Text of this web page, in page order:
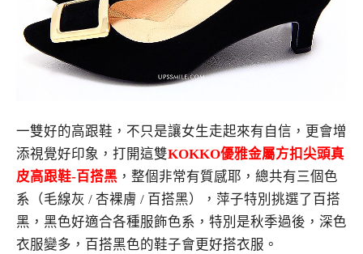
一雙好的高跟鞋，不只是讓女生走起來有自信，更會增
添視覺好印象，打開這雙KOKKO優雅金屬方扣尖頭真
皮高跟鞋-百搭黑 ，整個非常有質感耶，總共有三個色
系（毛線灰 / 杏裸膚 / 百搭黑），萍子特別挑選了百搭
黑，黑色好適合各種服飾色系，特別是秋季過後，深色
衣服變多，百搭黑色的鞋子會更好搭衣服。